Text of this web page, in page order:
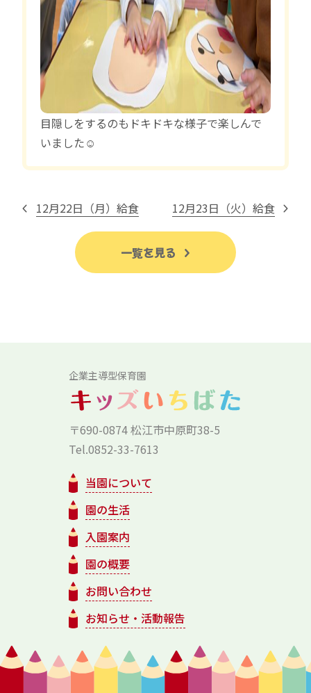
目隠しをするのもドキドキな様子で楽しんで
いました☺️
12月22日（月）給食 12月23日（火）給食
一覧を見る
企業主導型保育園
〒690-0874 松江市中原町38-5
Tel.0852-33-7613
当園について
園の生活
入園案内
園の概要
お問い合わせ
お知らせ・活動報告